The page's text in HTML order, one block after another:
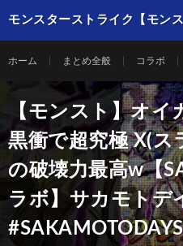
モンスターストライク【モン
ホーム まとめ全般 コラボ
【モンスト】オイ
黒衝で超究極 X(ス
の破壊力最高w【
ラボ】サカモトデ